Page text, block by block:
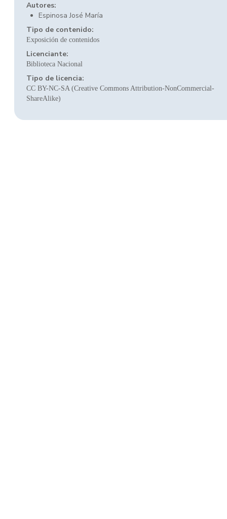
Autores:
Espinosa José María
Tipo de contenido:
Exposición de contenidos
Licenciante:
Biblioteca Nacional
Tipo de licencia:
CC BY-NC-SA (Creative Commons Attribution-NonCommercial-
ShareAlike)